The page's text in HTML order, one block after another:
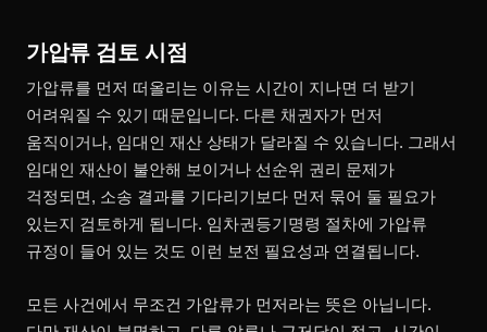
가압류 검토 시점
가압류를 먼저 떠올리는 이유는 시간이 지나면 더 받기
어려워질 수 있기 때문입니다. 다른 채권자가 먼저
움직이거나, 임대인 재산 상태가 달라질 수 있습니다. 그래서
임대인 재산이 불안해 보이거나 선순위 권리 문제가
걱정되면, 소송 결과를 기다리기보다 먼저 묶어 둘 필요가
있는지 검토하게 됩니다. 임차권등기명령 절차에 가압류
규정이 들어 있는 것도 이런 보전 필요성과 연결됩니다.
모든 사건에서 무조건 가압류가 먼저라는 뜻은 아닙니다.